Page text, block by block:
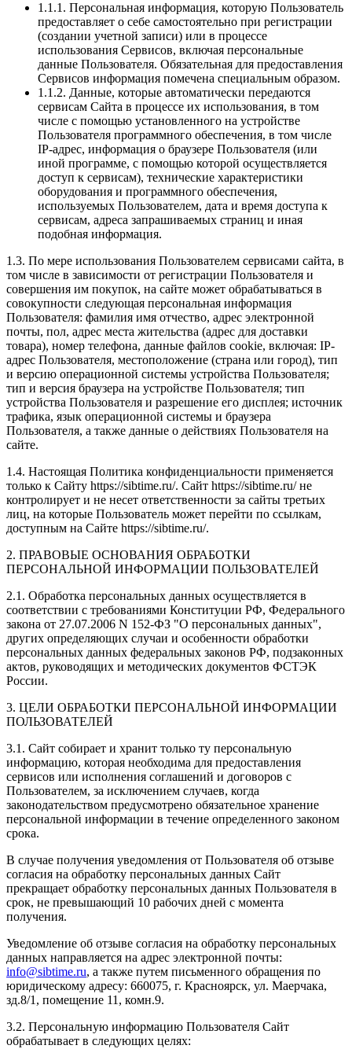
1.1.1. Персональная информация, которую Пользователь
предоставляет о себе самостоятельно при регистрации
(создании учетной записи) или в процессе
использования Сервисов, включая персональные
данные Пользователя. Обязательная для предоставления
Сервисов информация помечена специальным образом.
1.1.2. Данные, которые автоматически передаются
сервисам Сайта в процессе их использования, в том
числе с помощью установленного на устройстве
Пользователя программного обеспечения, в том числе
IP-адрес, информация о браузере Пользователя (или
иной программе, с помощью которой осуществляется
доступ к сервисам), технические характеристики
оборудования и программного обеспечения,
используемых Пользователем, дата и время доступа к
сервисам, адреса запрашиваемых страниц и иная
подобная информация.
1.3. По мере использования Пользователем сервисами сайта, в
том числе в зависимости от регистрации Пользователя и
совершения им покупок, на сайте может обрабатываться в
совокупности следующая персональная информация
Пользователя: фамилия имя отчество, адрес электронной
почты, пол, адрес места жительства (адрес для доставки
товара), номер телефона, данные файлов cookie, включая: IP-
адрес Пользователя, местоположение (страна или город), тип
и версию операционной системы устройства Пользователя;
тип и версия браузера на устройстве Пользователя; тип
устройства Пользователя и разрешение его дисплея; источник
трафика, язык операционной системы и браузера
Пользователя, а также данные о действиях Пользователя на
сайте.
1.4. Настоящая Политика конфиденциальности применяется
только к Сайту https://sibtime.ru/. Сайт https://sibtime.ru/ не
контролирует и не несет ответственности за сайты третьих
лиц, на которые Пользователь может перейти по ссылкам,
доступным на Сайте https://sibtime.ru/.
2. ПРАВОВЫЕ ОСНОВАНИЯ ОБРАБОТКИ
ПЕРСОНАЛЬНОЙ ИНФОРМАЦИИ ПОЛЬЗОВАТЕЛЕЙ
2.1. Обработка персональных данных осуществляется в
соответствии с требованиями Конституции РФ, Федерального
закона от 27.07.2006 N 152-ФЗ "О персональных данных",
других определяющих случаи и особенности обработки
персональных данных федеральных законов РФ, подзаконных
актов, руководящих и методических документов ФСТЭК
России.
3. ЦЕЛИ ОБРАБОТКИ ПЕРСОНАЛЬНОЙ ИНФОРМАЦИИ
ПОЛЬЗОВАТЕЛЕЙ
3.1. Сайт собирает и хранит только ту персональную
информацию, которая необходима для предоставления
сервисов или исполнения соглашений и договоров с
Пользователем, за исключением случаев, когда
законодательством предусмотрено обязательное хранение
персональной информации в течение определенного законом
срока.
В случае получения уведомления от Пользователя об отзыве
согласия на обработку персональных данных Сайт
прекращает обработку персональных данных Пользователя в
срок, не превышающий 10 рабочих дней с момента
получения.
Уведомление об отзыве согласия на обработку персональных
данных направляется на адрес электронной почты:
info@sibtime.ru, а также путем письменного обращения по
юридическому адресу: 660075, г. Красноярск, ул. Маерчака,
зд.8/1, помещение 11, комн.9.
3.2. Персональную информацию Пользователя Сайт
обрабатывает в следующих целях: